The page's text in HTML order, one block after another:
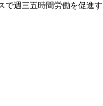
で週三五時間労働を促進す